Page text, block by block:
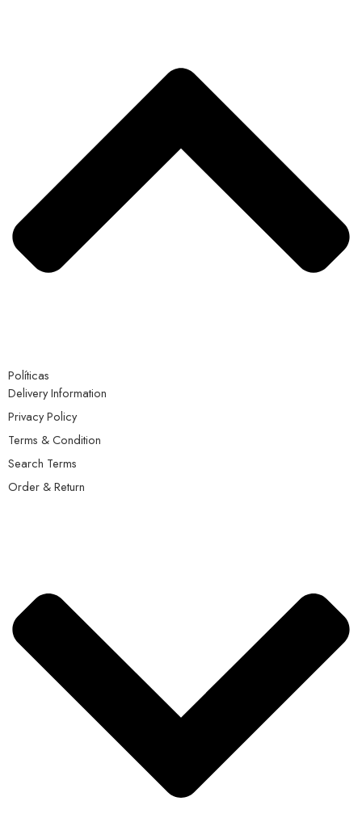
Políticas
Delivery Information
Privacy Policy
Terms & Condition
Search Terms
Order & Return